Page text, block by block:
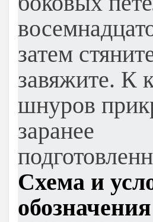
затем
завяжите. К
шнуров
заранее
Схема и
обозначения